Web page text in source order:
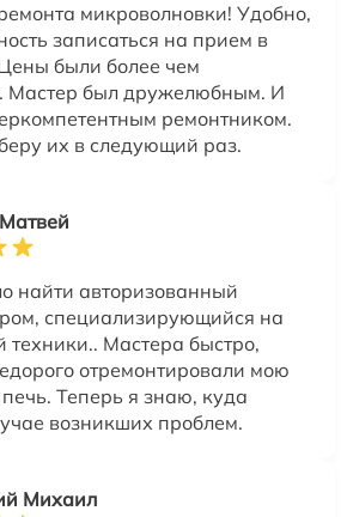
микроволновки! Удобно,
записаться на прием в
были более чем
Мастер был дружелюбным. И
ремонтником.
их в следующий раз.
найти авторизованный
специализирующийся на
техники.. Мастера быстро,
отремонтировали мою
Теперь я знаю, куда
возникших проблем.
Михаил